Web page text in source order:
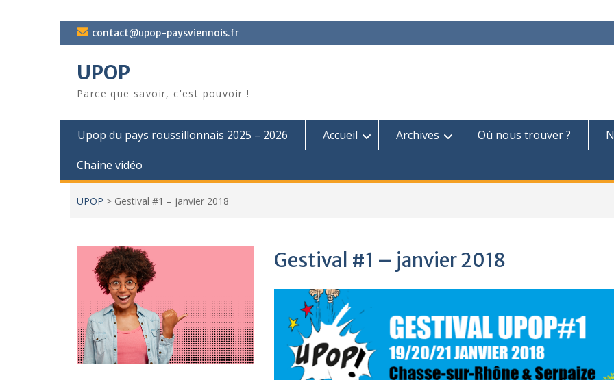
Skip
to
contact@upop-paysviennois.fr
UPOP
Parce que savoir, c'est pouvoir !
Upop du pays roussillonnais 2025 – 2026 Accueil Archives Où nous trouver ?
Chaine vidéo
UPOP > Gestival #1 – janvier 2018
Gestival #1 – janvier 2018